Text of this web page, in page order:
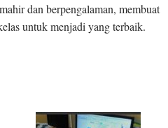
dan berpengalaman, membuat
untuk menjadi yang terbaik.